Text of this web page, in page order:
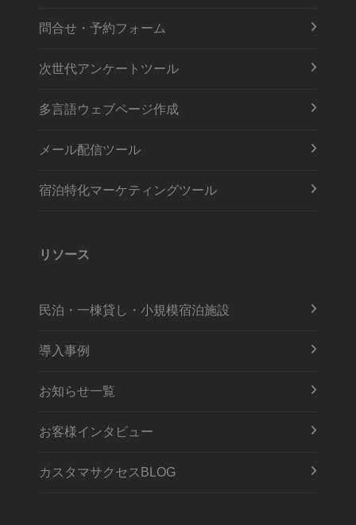
問合せ・予約フォーム
次世代アンケートツール
多言語ウェブページ作成
メール配信ツール
宿泊特化マーケティングツール
リソース
民泊・一棟貸し・小規模宿泊施設
導入事例
お知らせ一覧
お客様インタビュー
カスタマサクセスBLOG